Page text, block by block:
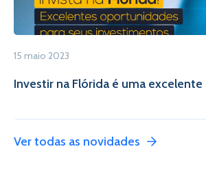
15 maio 2023
Investir na Flórida é uma
Ver todas as novidades